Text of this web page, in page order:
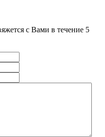
с Вами в течение 5